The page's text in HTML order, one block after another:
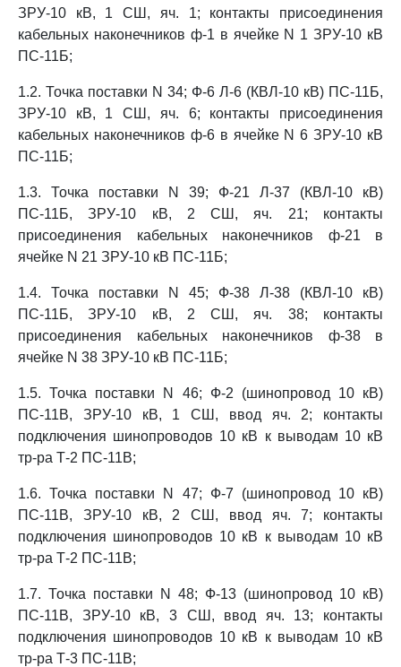
ЗРУ-10 кВ, 1 СШ, яч. 1; контакты присоединения
кабельных наконечников ф-1 в ячейке N 1 ЗРУ-10 кВ
ПС-11Б;
1.2. Точка поставки N 34; Ф-6 Л-6 (КВЛ-10 кВ) ПС-11Б,
ЗРУ-10 кВ, 1 СШ, яч. 6; контакты присоединения
кабельных наконечников ф-6 в ячейке N 6 ЗРУ-10 кВ
ПС-11Б;
1.3. Точка поставки N 39; Ф-21 Л-37 (КВЛ-10 кВ)
ПС-11Б, ЗРУ-10 кВ, 2 СШ, яч. 21; контакты
присоединения кабельных наконечников ф-21 в
ячейке N 21 ЗРУ-10 кВ ПС-11Б;
1.4. Точка поставки N 45; Ф-38 Л-38 (КВЛ-10 кВ)
ПС-11Б, ЗРУ-10 кВ, 2 СШ, яч. 38; контакты
присоединения кабельных наконечников ф-38 в
ячейке N 38 ЗРУ-10 кВ ПС-11Б;
1.5. Точка поставки N 46; Ф-2 (шинопровод 10 кВ)
ПС-11В, ЗРУ-10 кВ, 1 СШ, ввод яч. 2; контакты
подключения шинопроводов 10 кВ к выводам 10 кВ
тр-ра Т-2 ПС-11В;
1.6. Точка поставки N 47; Ф-7 (шинопровод 10 кВ)
ПС-11В, ЗРУ-10 кВ, 2 СШ, ввод яч. 7; контакты
подключения шинопроводов 10 кВ к выводам 10 кВ
тр-ра Т-2 ПС-11В;
1.7. Точка поставки N 48; Ф-13 (шинопровод 10 кВ)
ПС-11В, ЗРУ-10 кВ, 3 СШ, ввод яч. 13; контакты
подключения шинопроводов 10 кВ к выводам 10 кВ
тр-ра Т-3 ПС-11В;